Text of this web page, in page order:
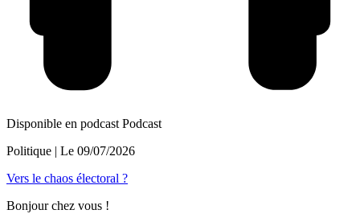
Disponible en podcast Podcast
Politique | Le 09/07/2026
Vers le chaos électoral ?
Bonjour chez vous !